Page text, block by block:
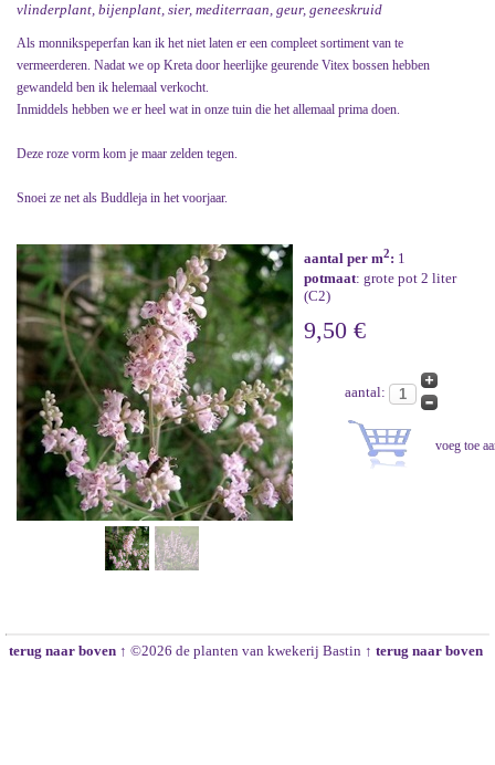
vlinderplant, bijenplant, sier, mediterraan, geur, geneeskruid
Als monnikspeperfan kan ik het niet laten er een compleet sortiment van te
vermeerderen. Nadat we op Kreta door heerlijke geurende Vitex bossen hebben
gewandeld ben ik helemaal verkocht.
Inmiddels hebben we er heel wat in onze tuin die het allemaal prima doen.
Deze roze vorm kom je maar zelden tegen.
Snoei ze net als Buddleja in het voorjaar.
aantal per m2: 1
potmaat: grote pot 2 liter
(C2)
9,50 €
aantal:
terug naar boven ↑ ©2026 de planten van kwekerij Bastin ↑ terug naar boven